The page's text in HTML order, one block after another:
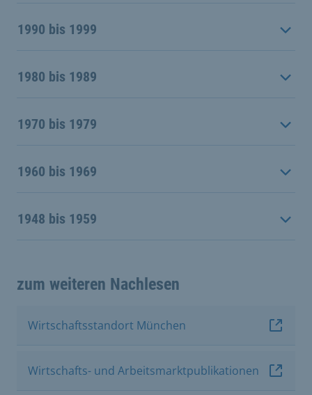
1990 bis 1999
1980 bis 1989
1970 bis 1979
1960 bis 1969
1948 bis 1959
zum weiteren Nachlesen
Wirtschaftsstandort München
Wirtschafts- und Arbeitsmarktpublikationen